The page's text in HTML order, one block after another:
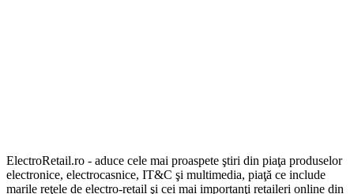
ElectroRetail.ro - aduce cele mai proaspete ştiri din piaţa produselor
electronice, electrocasnice, IT&C şi multimedia, piaţă ce include
marile reţele de electro-retail şi cei mai importanţi retaileri online din